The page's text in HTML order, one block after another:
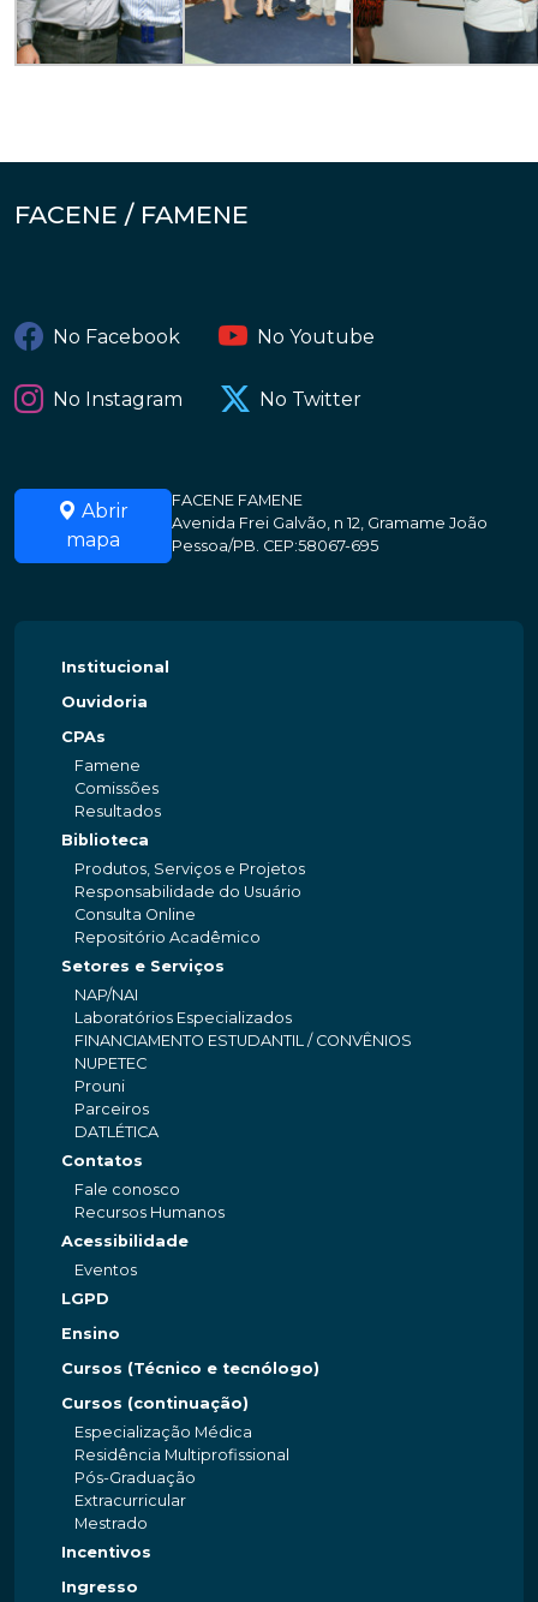
FACENE / FAMENE
No Facebook No Youtube
No Instagram No Twitter
Abrir
mapa
FACENE FAMENE
Avenida Frei Galvão, n 12, Gramame João
Pessoa/PB. CEP:58067-695
Institucional
Ouvidoria
CPAs
Famene
Comissões
Resultados
Biblioteca
Produtos, Serviços e Projetos
Responsabilidade do Usuário
Consulta Online
Repositório Acadêmico
Setores e Serviços
NAP/NAI
Laboratórios Especializados
FINANCIAMENTO ESTUDANTIL / CONVÊNIOS
NUPETEC
Prouni
Parceiros
DATLÉTICA
Contatos
Fale conosco
Recursos Humanos
Acessibilidade
Eventos
LGPD
Ensino
Cursos (Técnico e tecnólogo)
Cursos (continuação)
Especialização Médica
Residência Multiprofissional
Pós-Graduação
Extracurricular
Mestrado
Incentivos
Ingresso